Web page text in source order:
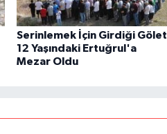
Serinlemek İçin Girdiği Gölet
12 Yaşındaki Ertuğrul'a
Mezar Oldu